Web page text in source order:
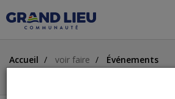
au
au
ACCÈS DIRECTS
Accueil voir faire
Événements